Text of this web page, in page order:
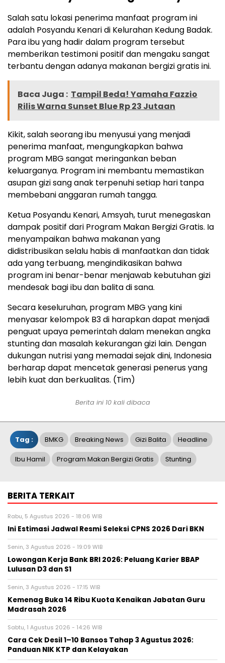
Salah satu lokasi penerima manfaat program ini
adalah Posyandu Kenari di Kelurahan Kedung Badak.
Para ibu yang hadir dalam program tersebut
memberikan testimoni positif dan mengaku sangat
terbantu dengan adanya makanan bergizi gratis ini.
Baca Juga : Tampil Beda! Yamaha Fazzio
Rilis Warna Sunset Blue Rp 23 Jutaan
Kikit, salah seorang ibu menyusui yang menjadi
penerima manfaat, mengungkapkan bahwa
program MBG sangat meringankan beban
keluarganya. Program ini membantu memastikan
asupan gizi sang anak terpenuhi setiap hari tanpa
membebani anggaran rumah tangga.
Ketua Posyandu Kenari, Amsyah, turut menegaskan
dampak positif dari Program Makan Bergizi Gratis. Ia
menyampaikan bahwa makanan yang
didistribusikan selalu habis di manfaatkan dan tidak
ada yang terbuang, mengindikasikan bahwa
program ini benar-benar menjawab kebutuhan gizi
mendesak bagi ibu dan balita di sana.
Secara keseluruhan, program MBG yang kini
menyasar kelompok B3 di harapkan dapat menjadi
penguat upaya pemerintah dalam menekan angka
stunting dan masalah kekurangan gizi lain. Dengan
dukungan nutrisi yang memadai sejak dini, Indonesia
berharap dapat mencetak generasi penerus yang
lebih kuat dan berkualitas. (Tim)
Berita ini 10 kali dibaca
Tag : BMKG Breaking News Gizi Balita Headline
Ibu Hamil Program Makan Bergizi Gratis Stunting
BERITA TERKAIT
Rabu, 5 Agustus 2026 - 18:06 WIB
Ini Estimasi Jadwal Resmi Seleksi CPNS 2026 Dari BKN
Senin, 3 Agustus 2026 - 19:09 WIB
Lowongan Kerja Bank BRI 2026: Peluang Karier BBAP
Lulusan D3 dan S1
Senin, 3 Agustus 2026 - 17:15 WIB
Kemenag Buka 14 Ribu Kuota Kenaikan Jabatan Guru
Madrasah 2026
Sabtu, 1 Agustus 2026 - 14:26 WIB
Cara Cek Desil 1–10 Bansos Tahap 3 Agustus 2026:
Panduan NIK KTP dan Kelayakan